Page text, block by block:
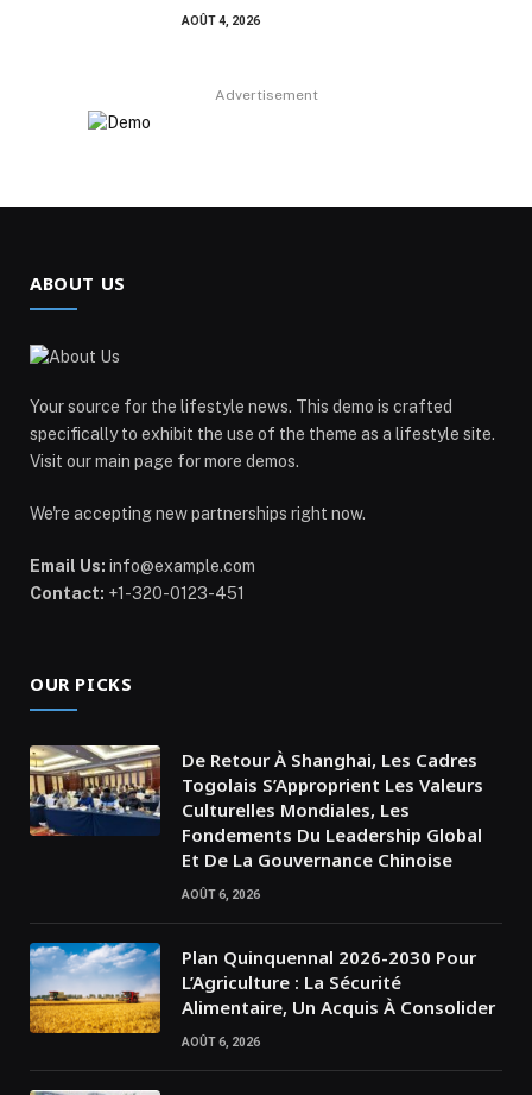
AOÛT 4, 2026
Advertisement
ABOUT US
Your source for the lifestyle news. This demo is crafted
specifically to exhibit the use of the theme as a lifestyle site.
Visit our main page for more demos.
We're accepting new partnerships right now.
Email Us: info@example.com
Contact: +1-320-0123-451
OUR PICKS
De Retour À Shanghai, Les Cadres
Togolais S’Approprient Les Valeurs
Culturelles Mondiales, Les
Fondements Du Leadership Global
Et De La Gouvernance Chinoise
AOÛT 6, 2026
Plan Quinquennal 2026-2030 Pour
L’Agriculture : La Sécurité
Alimentaire, Un Acquis À Consolider
AOÛT 6, 2026